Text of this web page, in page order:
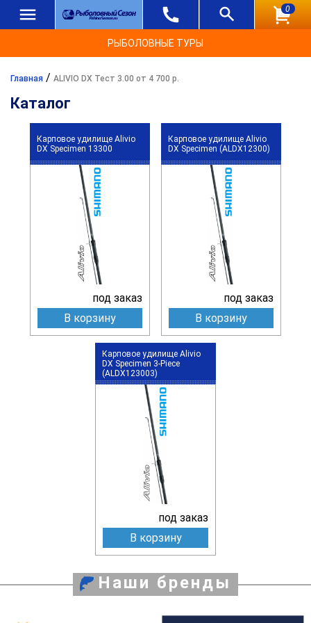
0
РЫБОЛОВНЫЕ ТУРЫ
Главная / ALIVIO DX Тест 3.00 от 4 700 р.
Каталог
Карповое удилище Alivio
DX Specimen 13300
под заказ
В корзину
Карповое удилище Alivio
DX Specimen (ALDX12300)
под заказ
В корзину
Карповое удилище Alivio
DX Specimen 3-Piece
(ALDX123003)
под заказ
В корзину
Наши бренды